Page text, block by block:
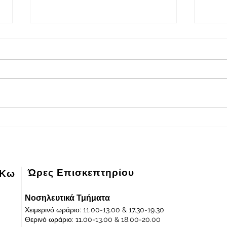
Πρόγραμμα εφημερευόντων
05/08/2026 και ημέρα Τετάρτη
04/
Κω Ώρες Επισκεπτηρίου
Νοσηλευτικά Τμήματα
Χειμερινό ωράριο: 11.00-13.00 & 17.30-19.30
Θερινό ωράριο: 11.00-13.00 & 18.00-20.00